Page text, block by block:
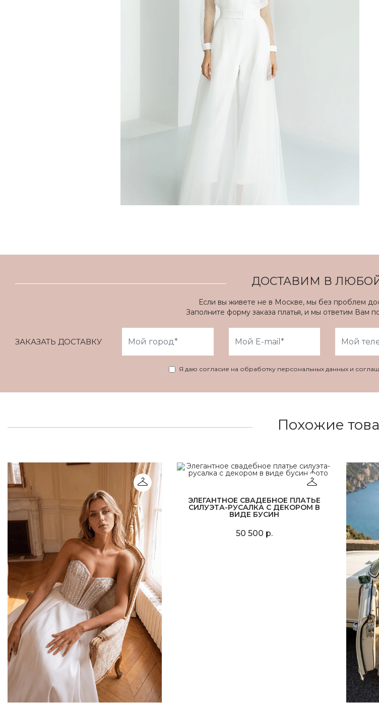
ДОСТАВИМ В
Если вы живете не в Москве, мы без проблем
Заполните форму заказа платья, и мы ответим Вам
ЗАКАЗАТЬ ДОСТАВКУ
Я даю согласие на обработку персональных данных и
Похожие
ЭЛЕГАНТНОЕ СВАДЕБНОЕ ПЛАТЬЕ
СИЛУЭТА-РУСАЛКА С ДЕКОРОМ В
ВИДЕ БУСИН
50 500 р.